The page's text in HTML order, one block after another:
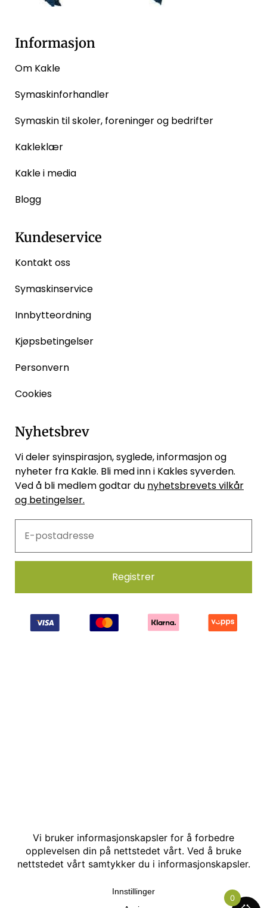
Informasjon
Om Kakle
Symaskinforhandler
Symaskin til skoler, foreninger og bedrifter
Kakleklær
Kakle i media
Blogg
Kundeservice
Kontakt oss
Symaskinservice
Innbytteordning
Kjøpsbetingelser
Personvern
Cookies
Nyhetsbrev
Vi deler syinspirasjon, syglede, informasjon og
nyheter fra Kakle. Bli med inn i Kakles syverden.
Ved å bli medlem godtar du nyhetsbrevets vilkår
og betingelser.
Hjemmesidehelten
0